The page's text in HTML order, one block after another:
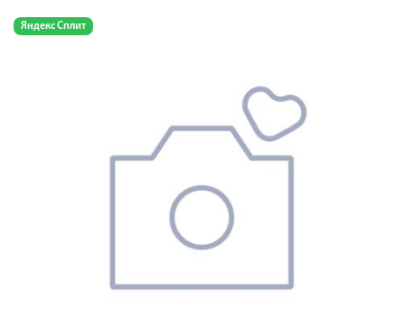
Яндекс Сплит